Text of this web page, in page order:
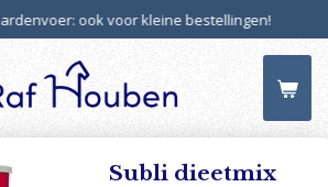
ook voor kleine bestellingen!
Subli dieetmix